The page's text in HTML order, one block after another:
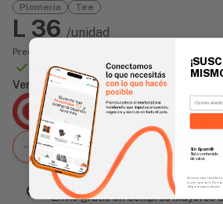
Plomería Tee
L 36 /unidad
Precio incluye impuesto sobre ventas
Disponible Online
Vendido Por:
Agencia Global
2 días - Tiempo de Entrega Promedio
Este artículo es popular
Envío gratis en compras mayores
Email
Sin Spam 🚫
Solo contenido
de valor.
Al enviar este formulario,
recibir correos de Fierros
obligatorio para comprar.